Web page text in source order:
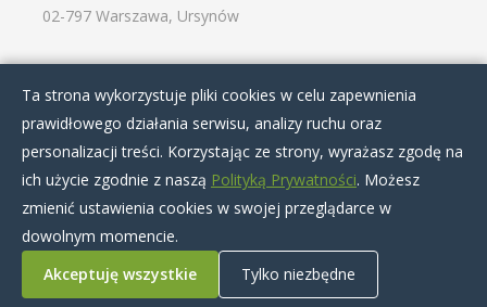
02-797 Warszawa, Ursynów
O nas
Terapie specjalistyczne
Zabiegi kosmetyczne
Artykuły
Nasz zespół
Cennik
Kontakt
© 2020 Active Spine| Regulaminy|Polityka prywatności
Ta strona wykorzystuje pliki cookies w celu zapewnienia
prawidłowego działania serwisu, analizy ruchu oraz
personalizacji treści. Korzystając ze strony, wyrażasz zgodę na
ich użycie zgodnie z naszą Polityką Prywatności. Możesz
zmienić ustawienia cookies w swojej przeglądarce w
dowolnym momencie.
Akceptuję wszystkie
Tylko niezbędne